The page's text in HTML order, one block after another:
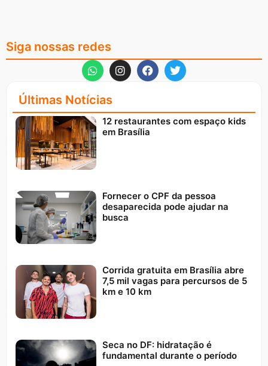
Siga nossas redes
Últimas Notícias
12 restaurantes com espaço kids
em Brasília
Fornecer o CPF da pessoa
desaparecida pode ajudar na
busca
Corrida gratuita em Brasília abre
7,5 mil vagas para percursos de 5
km e 10 km
Seca no DF: hidratação é
fundamental durante o período